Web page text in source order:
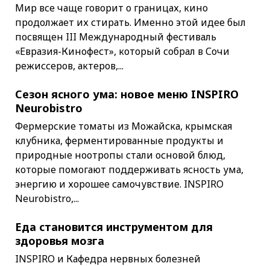
Мир все чаще говорит о границах, кино
продолжает их стирать. Именно этой идее был
посвящен III Международный фестиваль
«Евразия-Кинофест», который собрал в Сочи
режиссеров, актеров,...
Сезон ясного ума: новое меню INSPIRO
Neurobistro
Фермерские томаты из Можайска, крымская
клубника, ферментированные продукты и
природные ноотропы стали основой блюд,
которые помогают поддерживать ясность ума,
энергию и хорошее самочувствие. INSPIRO
Neurobistro,...
Еда становится инструментом для
здоровья мозга
INSPIRO и Кафедра нервных болезней